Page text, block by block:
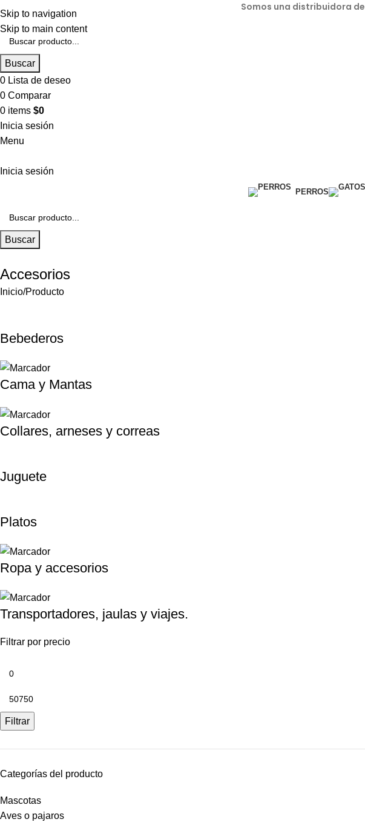
Skip to navigation
Skip to main content
Somos una distribuidora de
Buscar
0 Lista de deseo
0 Comparar
0 items $0
Inicia sesión
Menu
Inicia sesión
PERROS
Buscar
Accesorios
Inicio Producto
Bebederos
Cama y Mantas
Collares, arneses y correas
Juguete
Platos
Ropa y accesorios
Transportadores, jaulas y viajes.
Filtrar por precio
Filtrar
Categorías del producto
Mascotas
Aves o pajaros